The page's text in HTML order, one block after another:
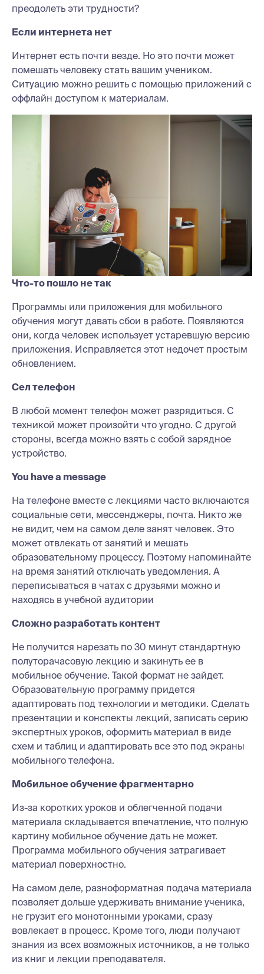
преодолеть эти трудности?
Если интернета нет
Интернет есть почти везде. Но это почти может
помешать человеку стать вашим учеником.
Ситуацию можно решить с помощью приложений с
оффлайн доступом к материалам.
Что-то пошло не так
Программы или приложения для мобильного
обучения могут давать сбои в работе. Появляются
они, когда человек использует устаревшую версию
приложения. Исправляется этот недочет простым
обновлением.
Сел телефон
В любой момент телефон может разрядиться. С
техникой может произойти что угодно. С другой
стороны, всегда можно взять с собой зарядное
устройство.
You have a message
На телефоне вместе с лекциями часто включаются
социальные сети, мессенджеры, почта. Никто же
не видит, чем на самом деле занят человек. Это
может отвлекать от занятий и мешать
образовательному процессу. Поэтому напоминайте
на время занятий отключать уведомления. А
переписываться в чатах с друзьями можно и
находясь в учебной аудитории
Сложно разработать контент
Не получится нарезать по 30 минут стандартную
полуторачасовую лекцию и закинуть ее в
мобильное обучение. Такой формат не зайдет.
Образовательную программу придется
адаптировать под технологии и методики. Сделать
презентации и конспекты лекций, записать серию
экспертных уроков, оформить материал в виде
схем и таблиц и адаптировать все это под экраны
мобильного телефона.
Мобильное обучение фрагментарно
Из-за коротких уроков и облегченной подачи
материала складывается впечатление, что полную
картину мобильное обучение дать не может.
Программа мобильного обучения затрагивает
материал поверхностно.
На самом деле, разноформатная подача материала
позволяет дольше удерживать внимание ученика,
не грузит его монотонными уроками, сразу
вовлекает в процесс. Кроме того, люди получают
знания из всех возможных источников, а не только
из книг и лекции преподавателя.